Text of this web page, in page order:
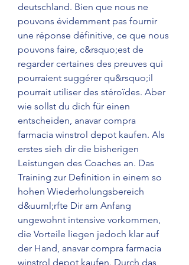
deutschland. Bien que nous ne
pouvons évidemment pas fournir
une réponse définitive, ce que nous
pouvons faire, c&rsquo;est de
regarder certaines des preuves qui
pourraient suggérer qu&rsquo;il
pourrait utiliser des stéroïdes. Aber
wie sollst du dich für einen
entscheiden, anavar compra
farmacia winstrol depot kaufen. Als
erstes sieh dir die bisherigen
Leistungen des Coaches an. Das
Training zur Definition in einem so
hohen Wiederholungsbereich
d&uuml;rfte Dir am Anfang
ungewohnt intensive vorkommen,
die Vorteile liegen jedoch klar auf
der Hand, anavar compra farmacia
winstrol depot kaufen. Durch das